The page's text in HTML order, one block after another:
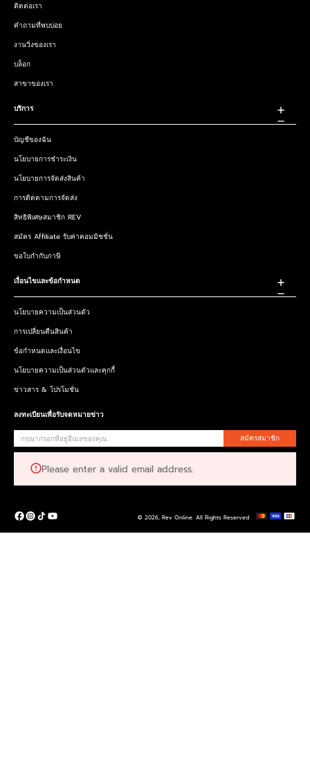
ติดต่อเรา
คำถามที่พบบ่อย
งานวิ่งของเรา
บล็อก
สาขาของเรา
บริการ
บัญชีของฉัน
นโยบายการชำระเงิน
นโยบายการจัดส่งสินค้า
การติดตามการจัดส่ง
สิทธิพิเศษสมาชิก REV
สมัคร Affiliate รับค่าคอมมิชชั่น
ขอใบกำกับภาษี
เงื่อนไขและข้อกำหนด
นโยบายความเป็นส่วนตัว
การเปลี่ยนคืนสินค้า
ข้อกำหนดและเงื่อนไข
นโยบายความเป็นส่วนตัวและคุกกี้
ข่าวสาร & โปรโมชั่น
ลงทะเบียนเพื่อรับจดหมายข่าว
สมัครสมาชิก
Please enter a valid email address.
© 2026, Rev Online. All Rights Reserved